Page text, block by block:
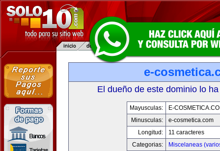
e-
El dueño de este dominio lo
Mayusculas:
E-
Minusculas:
e-cosmetica.com
Longitud:
11 caracteres
Categorias:
Miscelaneas